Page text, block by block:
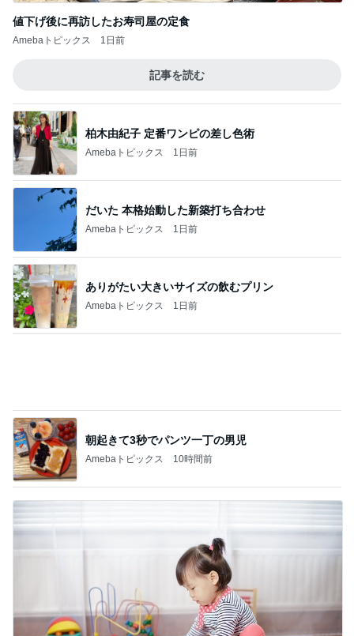
値下げ後に再訪したお寿司屋の定食
Amebaトピックス 1日前
記事を読む
柏木由紀子 定番ワンピの差し色術
Amebaトピックス 1日前
だいた 本格始動した新築打ち合わせ
Amebaトピックス 1日前
ありがたい大きいサイズの飲むプリン
Amebaトピックス 1日前
朝起きて3秒でパンツ一丁の男児
Amebaトピックス 10時間前